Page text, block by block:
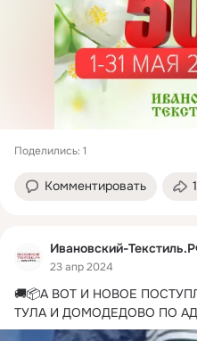
Поделились: 1
Комментировать 1
Ивановский-
23 апр 2024
🚚📦А ВОТ И НОВОЕ
ТУЛА И ДОМОДЕДОВО ПО